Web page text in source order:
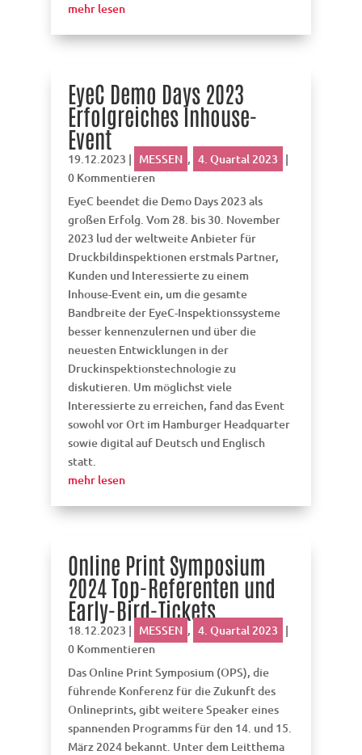
mehr lesen
EyeC Demo Days 2023
Erfolgreiches Inhouse-
Event
19.12.2023 | MESSEN , 4. Quartal 2023 |
0 Kommentieren
EyeC beendet die Demo Days 2023 als
großen Erfolg. Vom 28. bis 30. November
2023 lud der weltweite Anbieter für
Druckbildinspektionen erstmals Partner,
Kunden und Interessierte zu einem
Inhouse-Event ein, um die gesamte
Bandbreite der EyeC-Inspektionssysteme
besser kennenzulernen und über die
neuesten Entwicklungen in der
Druckinspektionstechnologie zu
diskutieren. Um möglichst viele
Interessierte zu erreichen, fand das Event
sowohl vor Ort im Hamburger Headquarter
sowie digital auf Deutsch und Englisch
statt.
mehr lesen
Online Print Symposium
2024 Top-Referenten und
Early-Bird-Tickets
18.12.2023 | MESSEN , 4. Quartal 2023 |
0 Kommentieren
Das Online Print Symposium (OPS), die
führende Konferenz für die Zukunft des
Onlineprints, gibt weitere Speaker eines
spannenden Programms für den 14. und 15.
März 2024 bekannt. Unter dem Leitthema